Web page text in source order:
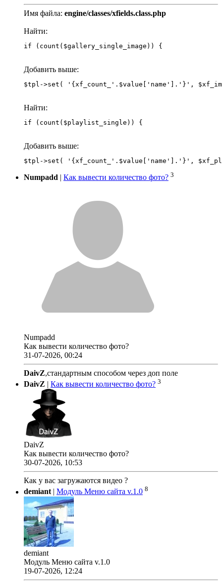
Имя файла: engine/classes/xfields.class.php
Найти:
if (count($gallery_single_image)) {
Добавить выше:
Найти:
if (count($playlist_single)) {
Добавить выше:
Numpadd | Как вывести количество фото? 3
Numpadd
Как вывести количество фото?
31-07-2026, 00:24
DaivZ,стандартным способом через доп поле
DaivZ | Как вывести количество фото? 3
DaivZ
Как вывести количество фото?
30-07-2026, 10:53
Как у вас загружаются видео ?
demiant| Модуль Меню сайта v.1.0 8
demiant
Модуль Меню сайта v.1.0
19-07-2026, 12:24